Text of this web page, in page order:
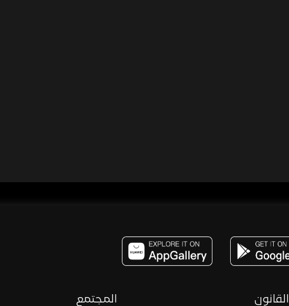
القانون المجتمع